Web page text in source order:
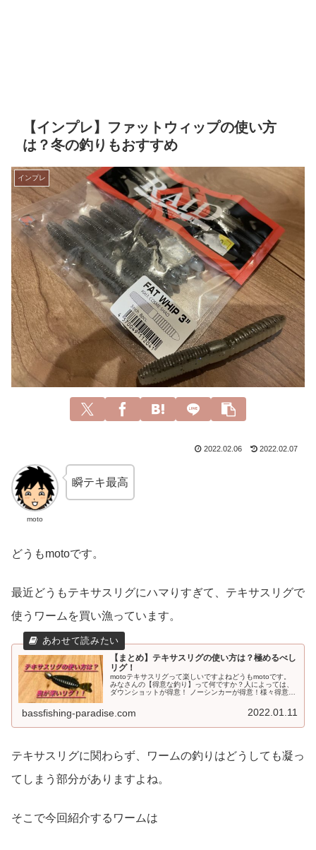
【インプレ】ファットウィップの使い方
は？冬の釣りもおすすめ
インプレ
2022.02.06 2022.02.07
moto
瞬テキ最高
どうもmotoです。
最近どうもテキサスリグにハマりすぎて、テキサスリグで
使うワームを買い漁っています。
【まとめ】テキサスリグの使い方は？極めるべし
リグ！
motoテキサスリグって楽しいですよねどうもmotoです。
みなさんの【得意な釣り】って何ですか？人によっては、
ダウンショットが得意！ ノーシンカーが得意！様々得意な
bassfishing-paradise.com 2022.01.11
テキサスリグに関わらず、ワームの釣りはどうしても凝っ
てしまう部分がありますよね。
そこで今回紹介するワームは